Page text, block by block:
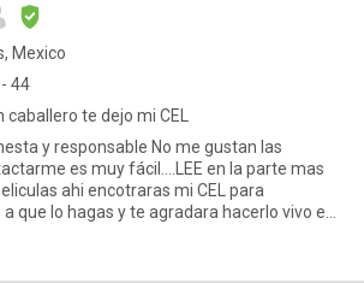
Mexico
44
te dejo mi CEL
No me gustan las
es muy fácil....LEE en la parte mas
ahi encotraras mi CEL para
que lo hagas y te agradara hacerlo vivo en